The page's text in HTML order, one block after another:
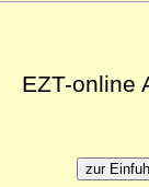
EZT-online